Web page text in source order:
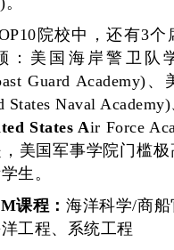
院校中，还有3个
：美国海岸警卫队
Guard Academy)
States Naval
States Air Force
美国军事学院门槛极
生。
课程：海洋科学/商
工程、系统工程